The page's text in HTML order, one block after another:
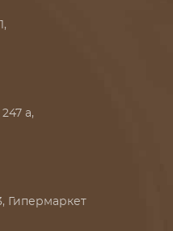
а,
Гипермаркет